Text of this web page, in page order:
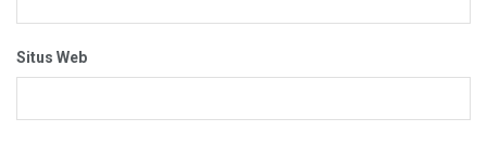
Situs Web